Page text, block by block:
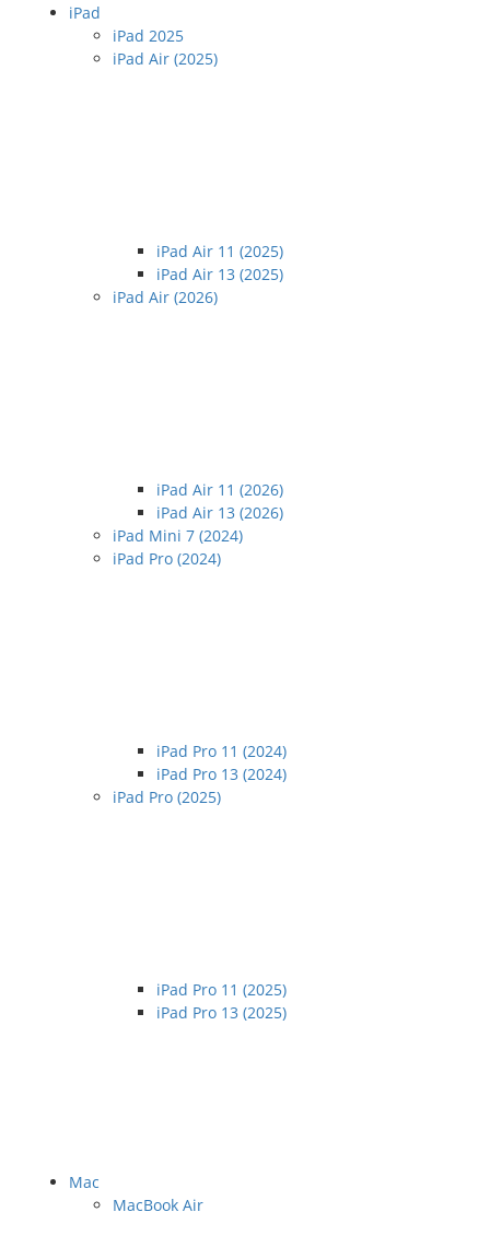
iPad
iPad 2025
iPad Air (2025)
iPad Air 11 (2025)
iPad Air 13 (2025)
iPad Air (2026)
iPad Air 11 (2026)
iPad Air 13 (2026)
iPad Mini 7 (2024)
iPad Pro (2024)
iPad Pro 11 (2024)
iPad Pro 13 (2024)
iPad Pro (2025)
iPad Pro 11 (2025)
iPad Pro 13 (2025)
Mac
MacBook Air